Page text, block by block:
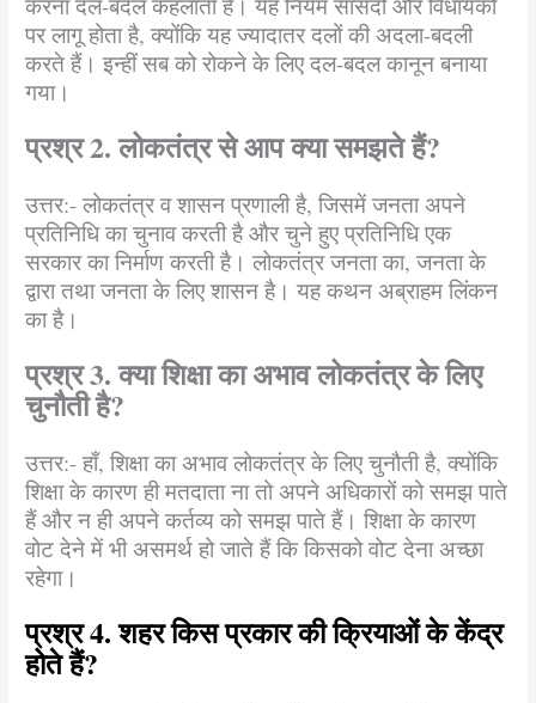
पर लागू होता है, क्योंकि यह ज्यादातर दलों की अदला-बदली
करते हैं। इन्हीं सब को रोकने के लिए दल-बदल कानून बनाया
गया।
प्रश्र 2. लोकतंत्र से आप क्या समझते हैं?
उत्तर:- लोकतंत्र व शासन प्रणाली है, जिसमें जनता अपने
प्रतिनिधि का चुनाव करती है और चुने हुए प्रतिनिधि एक
सरकार का निर्माण करती है। लोकतंत्र जनता का, जनता के
द्वारा तथा जनता के लिए शासन है। यह कथन अब्राहम लिंकन
का है।
प्रश्र 3. क्या शिक्षा का अभाव लोकतंत्र के लिए
चुनौती है?
उत्तर:- हाँ, शिक्षा का अभाव लोकतंत्र के लिए चुनौती है, क्योंकि
शिक्षा के कारण ही मतदाता ना तो अपने अधिकारों को समझ पाते
हैं और न ही अपने कर्तव्य को समझ पाते हैं। शिक्षा के कारण
वोट देने में भी असमर्थ हो जाते हैं कि किसको वोट देना अच्छा
रहेगा।
प्रश्र 4. शहर किस प्रकार की क्रियाओं के केंद्र
होते हैं?